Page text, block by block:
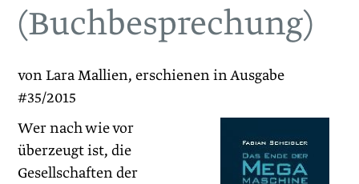
(Buchbesprechung)
von Lara Mallien, erschienen in Ausgabe
#35/2015
Wer nach wie vor
überzeugt ist, die
Gesellschaften der